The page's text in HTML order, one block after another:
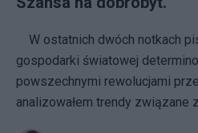
W ostatnich dwóch notkach
gospodarki światowej
powszechnymi rewolucjami
analizowałem trendy związane